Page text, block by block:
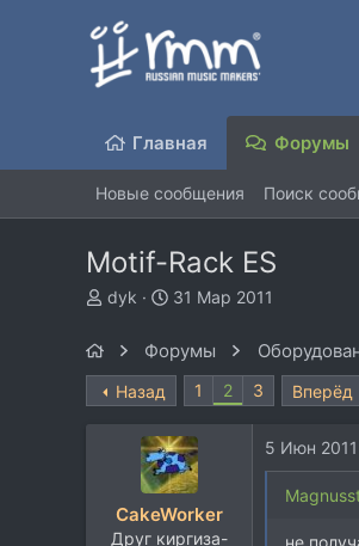
Главная Форумы
Новые сообщения Поиск
Motif-Rack ES
А
р
т
dyk
Д
а
а
ч
а
л
а
31 Мар 2011
Форумы
Назад 1 2 3 Вперёд
CakeWorker
Друг киргиза-
5 Июн 2011
не